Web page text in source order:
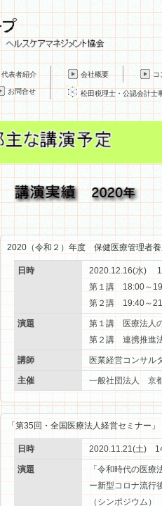
代表者紹介 会社概要 コ
お問合せ 松田税理士・公認会計士
2020（令和２）年度 保健医療管理者養
日時
2020.12.16(水)
第１講 18:00～
第２講 19:40～
演題
第１講 医療法人
第２講 連携推進
講師 医業経営コンサ
主催 一般社団法人 京
「第35 回・全国医療法人経営セミナー」
日時 2020.11.21(土)
演題
「令和時代の医療
ー新型コロナ流行
（シンポジウム）